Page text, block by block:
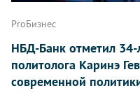
ProБизнес
НБД-Банк отметил 34-
политолога Каринэ
современной